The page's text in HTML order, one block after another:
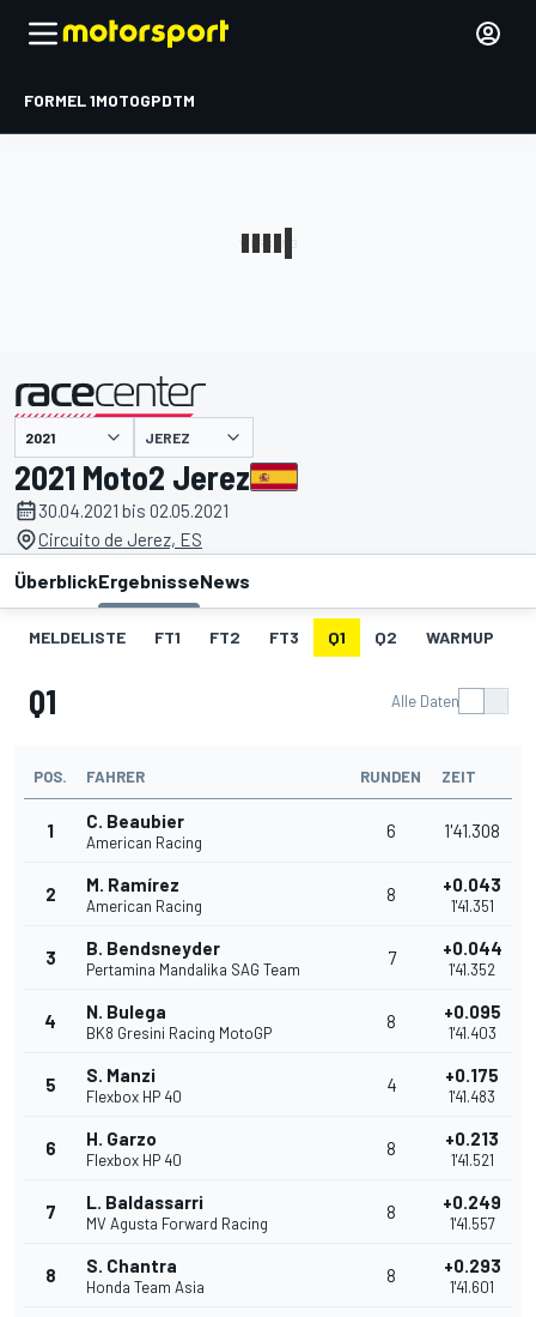
FORMEL 1MOTOGPDTM
JEREZ
2021 Moto2 Jerez
30.04.2021 bis 02.05.2021
Circuito de Jerez, ES
ÜberblickErgebnisseNews
MELDELISTE FT1 FT2 FT3 Q1 Q2 WARMUP
Q1 Alle Daten
POS. FAHRER RUNDEN ZEIT
1 C. Beaubier
American Racing
6 1'41.308
2 M. Ramírez
American Racing
8 +0.043
1'41.351
3 B. Bendsneyder
Pertamina Mandalika SAG Team
7 +0.044
1'41.352
4 N. Bulega
BK8 Gresini Racing MotoGP
8 +0.095
1'41.403
5 S. Manzi
Flexbox HP 40
4 +0.175
1'41.483
6 H. Garzo
Flexbox HP 40
8 +0.213
1'41.521
7 L. Baldassarri
MV Agusta Forward Racing
8 +0.249
1'41.557
8 S. Chantra
Honda Team Asia
8 +0.293
1'41.601